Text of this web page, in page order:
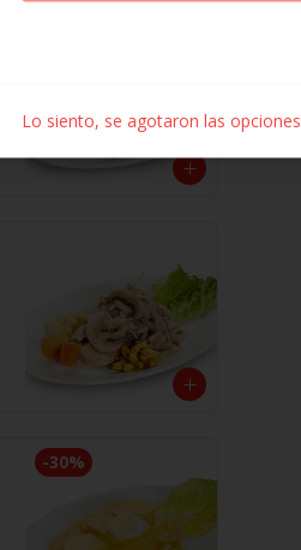
-30%
Lo siento, se agotaron las opciones